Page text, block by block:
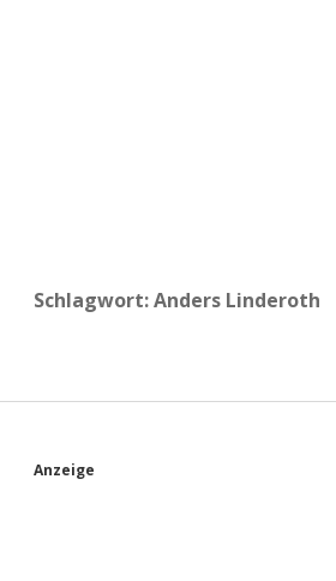
Schlagwort:Anders Linderoth
S
Anzeige